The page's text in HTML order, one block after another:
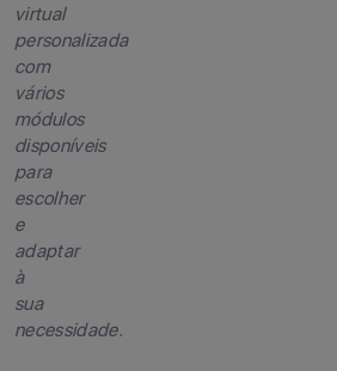
virtual
personalizada
com
vários
módulos
disponíveis
para
escolher
e
adaptar
à
sua
necessidade.